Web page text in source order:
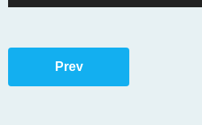
其他语言
Player
Prev